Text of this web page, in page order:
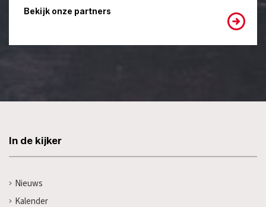
Bekijk onze partners
In de kijker
Nieuws
Kalender